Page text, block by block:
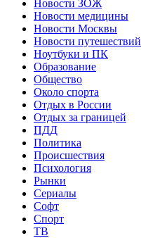
Новости ЗОЖ
Новости медицины
Новости Москвы
Новости путешествий
Ноутбуки и ПК
Образование
Общество
Около спорта
Отдых в России
Отдых за границей
ПДД
Политика
Происшествия
Психология
Рынки
Сериалы
Софт
Спорт
ТВ